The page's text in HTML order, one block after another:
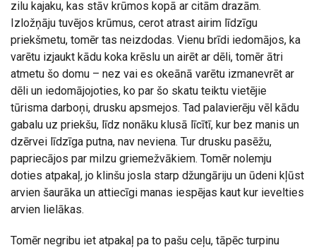
zilu kajaku, kas stāv krūmos kopā ar citām drazām.
Izložņāju tuvējos krūmus, cerot atrast airim līdzīgu
priekšmetu, tomēr tas neizdodas. Vienu brīdi iedomājos, ka
varētu izjaukt kādu koka krēslu un airēt ar dēli, tomēr ātri
atmetu šo domu – nez vai es okeānā varētu izmanevrēt ar
dēli un iedomājojoties, ko par šo skatu teiktu vietējie
tūrisma darboņi, drusku apsmejos. Tad palavierēju vēl kādu
gabalu uz priekšu, līdz nonāku klusā līcītī, kur bez manis un
dzērvei līdzīga putna, nav neviena. Tur drusku pasēžu,
papriecājos par milzu griemežvākiem. Tomēr nolemju
doties atpakaļ, jo klinšu josla starp džungāriju un ūdeni kļūst
arvien šaurāka un attiecīgi manas iespējas kaut kur ievelties
arvien lielākas.
Tomēr negribu iet atpakaļ pa to pašu ceļu, tāpēc turpinu